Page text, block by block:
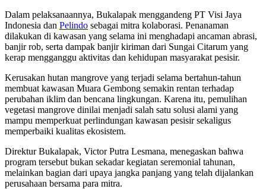
Dalam pelaksanaannya, Bukalapak menggandeng PT Visi Jaya
Indonesia dan Pelindo sebagai mitra kolaborasi. Penanaman
dilakukan di kawasan yang selama ini menghadapi ancaman abrasi,
banjir rob, serta dampak banjir kiriman dari Sungai Citarum yang
kerap mengganggu aktivitas dan kehidupan masyarakat pesisir.
Kerusakan hutan mangrove yang terjadi selama bertahun-tahun
membuat kawasan Muara Gembong semakin rentan terhadap
perubahan iklim dan bencana lingkungan. Karena itu, pemulihan
vegetasi mangrove dinilai menjadi salah satu solusi alami yang
mampu memperkuat perlindungan kawasan pesisir sekaligus
memperbaiki kualitas ekosistem.
Direktur Bukalapak, Victor Putra Lesmana, menegaskan bahwa
program tersebut bukan sekadar kegiatan seremonial tahunan,
melainkan bagian dari upaya jangka panjang yang telah dijalankan
perusahaan bersama para mitra.